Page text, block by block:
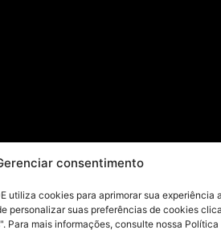
consentimento
utiliza cookies para aprimorar sua experiência
personalizar suas preferências de cookies
Para mais informações, consulte nossa Política